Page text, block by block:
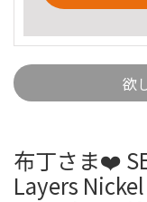
欲
布丁さま❤️
Layers